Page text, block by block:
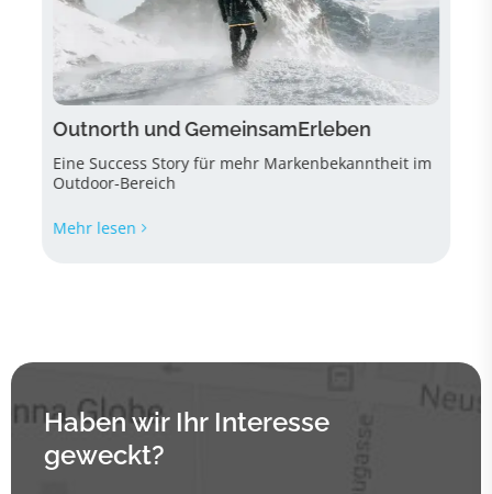
Outnorth und GemeinsamErleben
Eine Success Story für mehr Markenbekanntheit im
Outdoor-Bereich
Mehr lesen
Haben wir Ihr Interesse
geweckt?